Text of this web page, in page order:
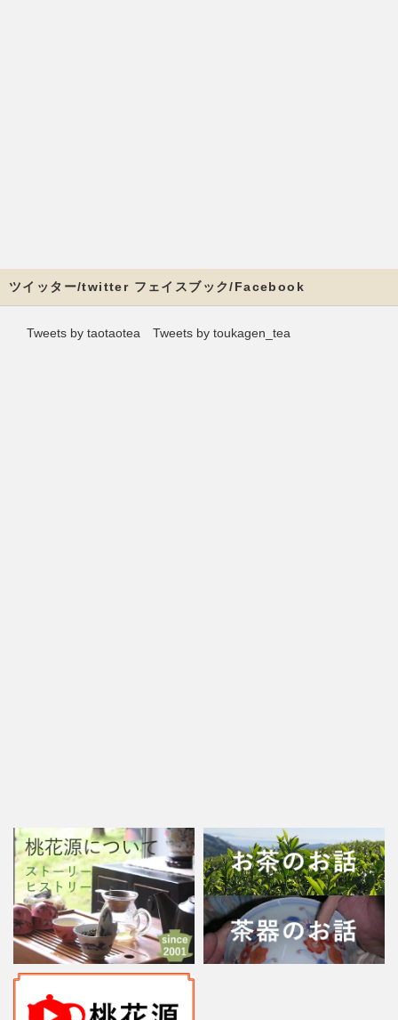
ツイッター/twitter フェイスブック/Facebook
Tweets by taotaotea Tweets by toukagen_tea